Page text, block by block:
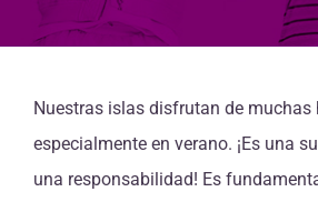
Nuestras islas disfrutan de muchas
especialmente en verano. ¡Es una
una responsabilidad! Es